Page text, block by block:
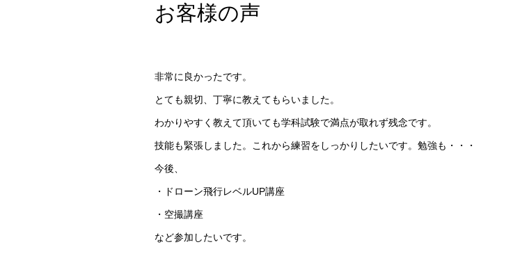
お客様の声
非常に良かったです。
とても親切、丁寧に教えてもらいました。
わかりやすく教えて頂いても学科試験で満点が取れず残念です。
技能も緊張しました。これから練習をしっかりしたいです。勉強も・・・
今後、
・ドローン飛行レベルUP講座
・空撮講座
など参加したいです。